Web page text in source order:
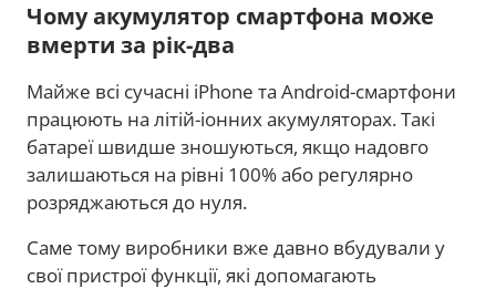
Чому акумулятор смартфона може
вмерти за рік-два
Майже всі сучасні iPhone та Android-смартфони
працюють на літій-іонних акумуляторах. Такі
батареї швидше зношуються, якщо надовго
залишаються на рівні 100% або регулярно
розряджаються до нуля.
Саме тому виробники вже давно вбудували у
свої пристрої функції, які допомагають